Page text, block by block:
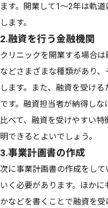
ます。開業して1〜2年は軌
します。
2.融資を行う金融機関
クリニックを開業する場合
などさまざまな種類があり
します。また、融資を受け
です。融資担当者が納得し
比べて、融資を受けやすい
明できるとよいでしょう。
3.事業計画書の作成
次に事業計画書の作成をし
いく必要があります。ほか
かなどを書くことで融資を受